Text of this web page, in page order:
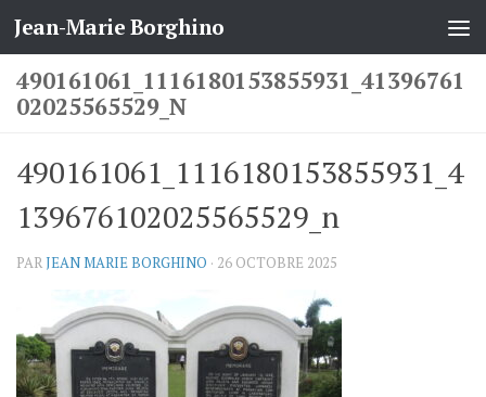
Skip to content
Jean-Marie Borghino
490161061_1116180153855931_41396761
02025565529_N
490161061_1116180153855931_4
139676102025565529_n
PARJEAN MARIE BORGHINO · 26 OCTOBRE 2025